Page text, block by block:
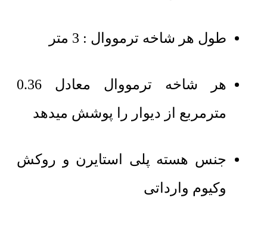
طول هر شاخه ترمووال : 3 متر
هر شاخه ترمووال معادل 0.36
مترمربع از دیوار را پوشش میدهد
جنس هسته پلی استایرن و روکش
وکیوم وارداتی